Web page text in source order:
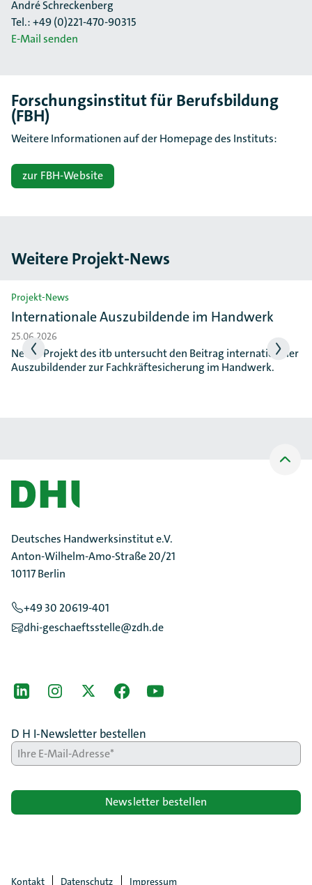
André Schreckenberg
Tel.: +49 (0)221-470-90315
E-Mail senden
Forschungsinstitut für Berufsbildung
(FBH)
Weitere Informationen auf der Homepage des Instituts:
zur FBH-Website
Weitere Projekt-News
Slider überspringen
Projekt-News
Internationale Auszubildende im Handwerk
25.06.2026
Neues Projekt des itb untersucht den Beitrag internationaler
Auszubildender zur Fachkräftesicherung im Handwerk.
oben
Deutsches Handwerksinstitut e.V.
Anton-Wilhelm-Amo-Straße 20/21
10117 Berlin
+49 30 20619-401
dhi-geschaeftsstelle@zdh.de
[Der ZDH in den Sozialen Netzwerken]
LinkedIninstagramTwitterFacebookYoutube
D H I-Newsletter bestellen
Newsletter bestellen
Kontakt Datenschutz Impressum